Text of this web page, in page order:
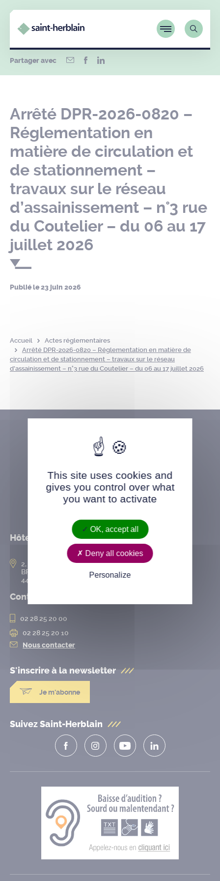
Partager avec
Arrêté DPR-2026-0820 –
Réglementation en
matière de circulation et
de stationnement –
travaux sur le réseau
d’assainissement – n°3 rue
du Coutelier – du 06 au 17
juillet 2026
Publié le23 juin 2026
Accueil
Actes réglementaires
Arrêté DPR-2026-0820 – Réglementation en matière de
circulation et de stationnement – travaux sur le réseau
d’assainissement – n°3 rue du Coutelier – du 06 au 17 juillet 2026
Hôtel de ville
2, rue de l’Hôtel-de-Ville
BP 50167
44802 Saint-Herblain cedex
Contact
02 28 25 20 00
02 28 25 20 10
Nous contacter
S'inscrire à la newsletter
Je m'abonne
Suivez Saint-Herblain
This site uses cookies and
gives you control over what
you want to activate
OK, accept all
Deny all cookies
Personalize